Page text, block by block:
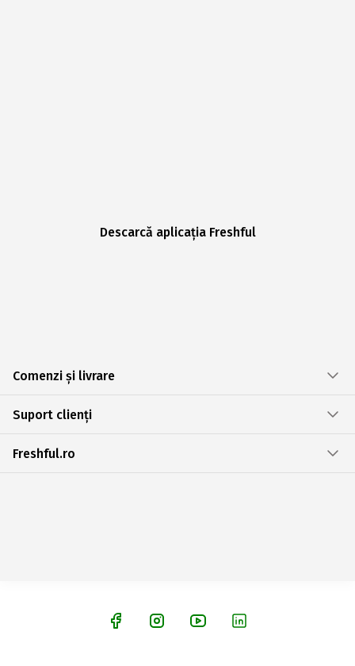
Descarcă aplicația Freshful
Comenzi și livrare
Suport clienți
Freshful.ro